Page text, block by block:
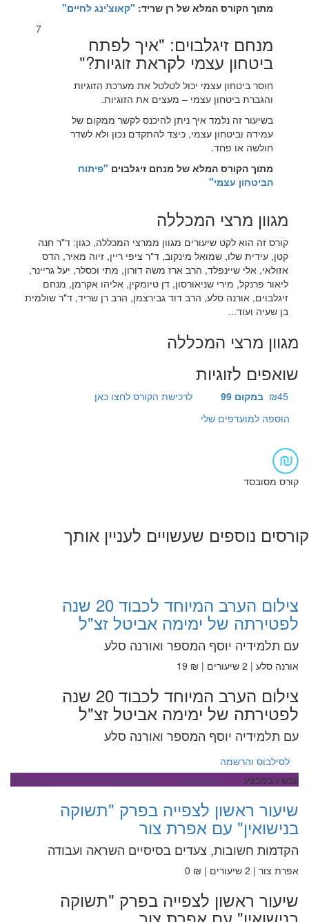
מתוך הקורס המלא של רן שריד: "קאוצ'ינג לחיים"
7
מנחם זיגלבוים: "איך לפתח
ביטחון עצמי לקראת זוגיות?"
חוסר ביטחון עצמי יכול לטלטל את מערכת הזוגיות
והגברת ביטחון עצמי – מעצים את הזוגיות.
בשיעור זה נלמד איך ניתן להיכנס לקשר ממקום של
עמידה וביטחון עצמי, כיצד להתקדם נכון ולא לשדר
חולשה או פחד.
מתוך הקורס המלא של מנחם זיגלבוים "פיתוח
הביטחון עצמי"
מגוון מרצי המכללה
קורס זה הוא לקט שיעורים מגוון ממרצי המכללה, כגון: ד"ר חנה
קטן, עידית שלו, שמואל מינקוב, ד"ר ציפי ריין, זיוה מאיר, הדס
אזולאי, אלי שיינפלד, הרב ארז משה דורון, מתי וכסלר, יעל גריינר,
ליאור פרנקל, מירי שניאורסון, דן טיומקין, אליהו אקרמן, מנחם
זיגלבוים, אורנה סלע, הרב דוד גבירצמן, הרב רן שריד, ד"ר שולמית
בן שעיה ועוד...
מגוון מרצי המכללה
שואפים לזוגיות
לרכישת הקורס לחצו כאן ₪45 במקום 99
הוספה למועדפים שלי
קורס מסובסד
קורסים נוספים שעשויים לעניין אותך
צילום הערב המיוחד לכבוד 20 שנה
לפטירתה של ימימה אביטל זצ"ל
עם תלמידיה יוסף המספר ואורנה סלע
אורנה סלע | 2 שיעורים | ₪ 19
צילום הערב המיוחד לכבוד 20 שנה
לפטירתה של ימימה אביטל זצ"ל
עם תלמידיה יוסף המספר ואורנה סלע
לסילבוס והרשמה
עכשיו במבצע
שיעור ראשון לצפייה בפרק "תשוקה
בנישואין" עם אפרת צור
הקדמות חשובות, צעדים בסיסיים השראה ועבודה
אפרת צור | 2 שיעורים | ₪ 0
שיעור ראשון לצפייה בפרק "תשוקה